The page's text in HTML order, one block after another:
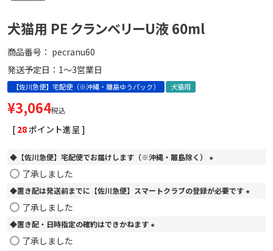
犬猫用 PE クランベリーU液 60ml
商品番号
pecranu60
発送予定日：1～3営業日
【佐川急便】宅配便（※沖縄・離島ゆうパック） 犬猫用
¥3,064税込
[ 28ポイント進呈 ]
◆【佐川急便】宅配便でお届けします（※沖縄・離島除く）
須
了承しました
◆置き配は発送前までに【佐川急便】スマートクラブの登録が必要です
了承しました
◆置き配・日時指定の確約はできかねます
了承しました